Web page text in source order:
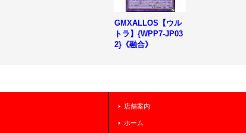
GMXALLOS【ウル
トラ】{WPP7-JP03
2}《融合》
店舗案内
ホーム